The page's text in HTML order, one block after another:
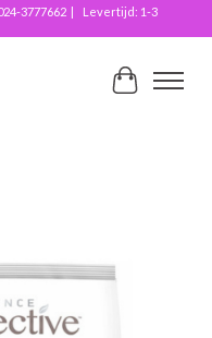
3777662 | Levertijd: 1-3
Items